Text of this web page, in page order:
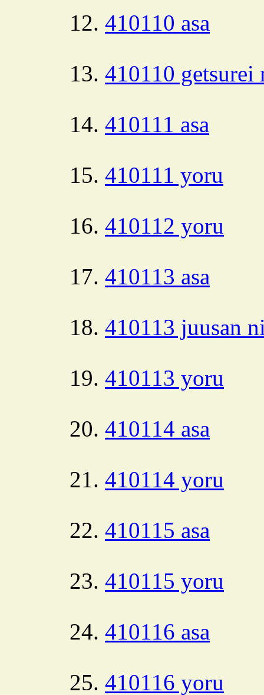
410110 asa
410110 getsurei
410111 asa
410111 yoru
410112 yoru
410113 asa
410113 juusan
410113 yoru
410114 asa
410114 yoru
410115 asa
410115 yoru
410116 asa
410116 yoru